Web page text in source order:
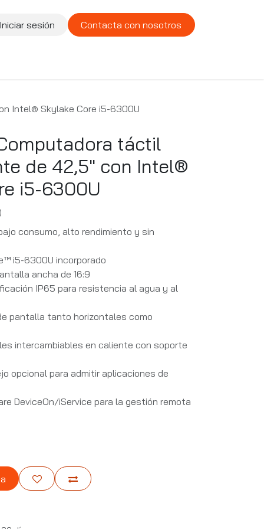
Iniciar sesión Contacta con nosotros
Intel® Skylake Core i5-6300U
táctil
de 42,5" con Intel®
i5-6300U
consumo, alto rendimiento y sin
i5-6300U incorporado
ancha de 16:9
IP65 para resistencia al agua y al
pantalla tanto horizontales como
intercambiables en caliente con soporte
opcional para admitir aplicaciones de
DeviceOn/iService para la gestión remota